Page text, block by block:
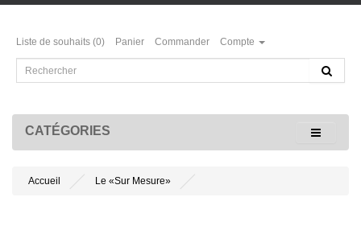
Liste de souhaits (0) Panier Commander Compte
CATÉGORIES
Accueil Le «Sur Mesure»